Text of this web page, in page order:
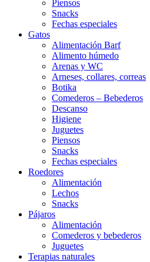
Piensos
Snacks
Fechas especiales
Gatos
Alimentación Barf
Alimento húmedo
Arenas y WC
Arneses, collares, correas
Botika
Comederos – Bebederos
Descanso
Higiene
Juguetes
Piensos
Snacks
Fechas especiales
Roedores
Alimentación
Lechos
Snacks
Pájaros
Alimentación
Comederos y bebederos
Juguetes
Terapias naturales